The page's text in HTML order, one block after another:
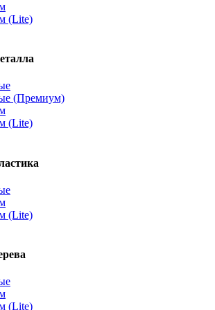
(Lite)
(Премиум)
(Lite)
(Lite)
(Lite)